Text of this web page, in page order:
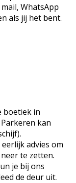
WhatsApp
als jij het bent.
boetiek in
kan
advies om
te zetten.
je bij ons
de deur uit.